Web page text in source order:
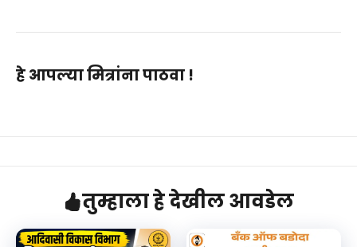
हे आपल्या मित्रांना पाठवा !
तुम्हाला हे देखील आवडेल